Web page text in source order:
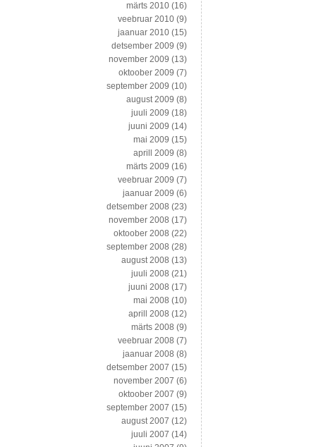
märts 2010 (16)
veebruar 2010 (9)
jaanuar 2010 (15)
detsember 2009 (9)
november 2009 (13)
oktoober 2009 (7)
september 2009 (10)
august 2009 (8)
juuli 2009 (18)
juuni 2009 (14)
mai 2009 (15)
aprill 2009 (8)
märts 2009 (16)
veebruar 2009 (7)
jaanuar 2009 (6)
detsember 2008 (23)
november 2008 (17)
oktoober 2008 (22)
september 2008 (28)
august 2008 (13)
juuli 2008 (21)
juuni 2008 (17)
mai 2008 (10)
aprill 2008 (12)
märts 2008 (9)
veebruar 2008 (7)
jaanuar 2008 (8)
detsember 2007 (15)
november 2007 (6)
oktoober 2007 (9)
september 2007 (15)
august 2007 (12)
juuli 2007 (14)